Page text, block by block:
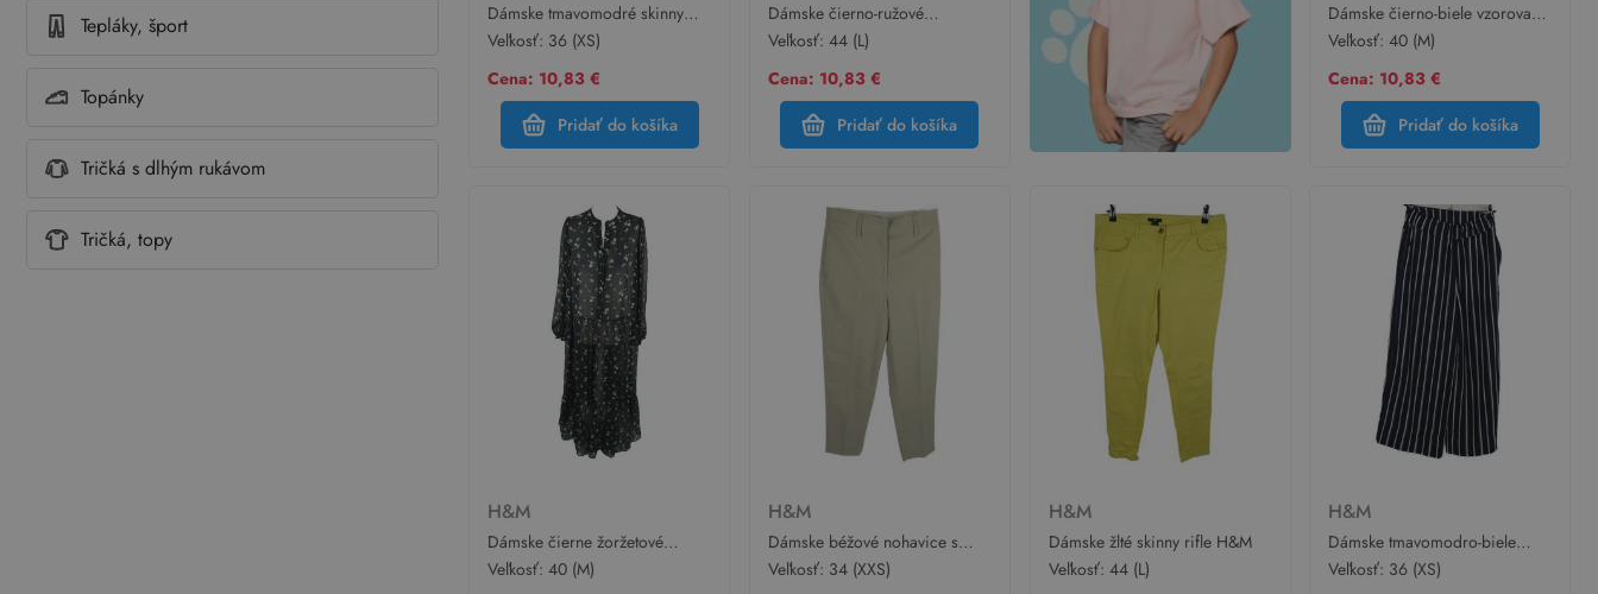
Tepláky, šport
Topánky
Tričká s dlhým rukávom
Tričká, topy
Dámske tmavomodré skinny
rifle H&M
Veľkosť: 36 (XS)
Cena: 10,83 €
Pridať do košíka
Dámske čierno-ružové
vzorované šaty H&M
Veľkosť: 44 (L)
Cena: 10,83 €
Pridať do košíka
Dámske čierno-biele vzorované
košeľové šaty H&M
Veľkosť:40 (M)
Cena: 10,83 €
Pridať do košíka
H&M
Dámske čierne žoržetové
kvetované košeľové midi šaty
Veľkosť:40 (M)
H&M
Dámske béžové nohavice s
pukmi H&M
Veľkosť: 34 (XXS)
H&M
Dámske žlté skinny rifle H&M
Veľkosť: 44 (L)
H&M
Dámske tmavomodro-biele
pruhované culottes nohavice
Veľkosť: 36 (XS)